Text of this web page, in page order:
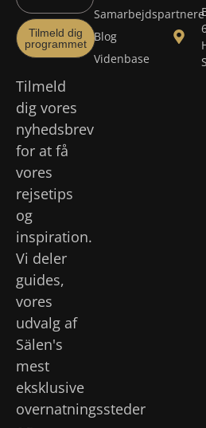
Tilmeld dig
programmet
Tilmeld
dig vores
nyhedsbrev
for at få
vores
rejsetips
og
inspiration.
Vi deler
guides,
vores
udvalg af
Sälen's
mest
eksklusive
overnatningssteder
Samarbejdspartnere
Blog
Videnbase